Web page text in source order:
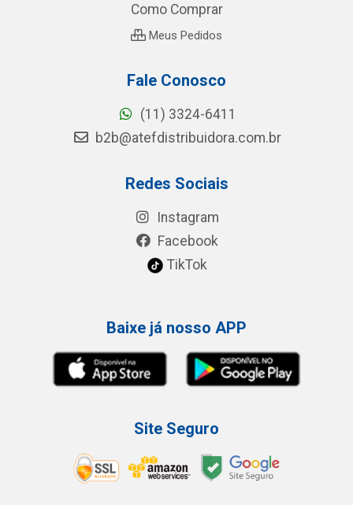
Como Comprar
Meus Pedidos
Fale Conosco
(11) 3324-6411
b2b@atefdistribuidora.com.br
Redes Sociais
Instagram
Facebook
TikTok
Baixe já nosso APP
Site Seguro